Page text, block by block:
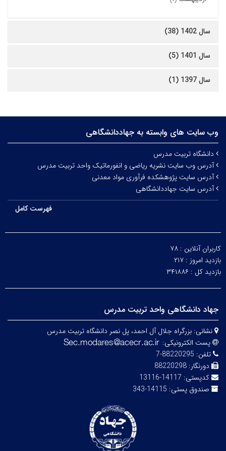
سال 1402 (38)
سال 1401 (5)
سال 1397 (1)
وب سایت های وابسته به جهاددانشگاهی
دانشگاه تربیت مدرس
آدرس وب سایت نشریه ریاضی و انفورماتیک واحد تربیت مدرس
آدرس سایت پژوهشکده فرآوری مواد معدنی
آدرس سایت جهاددانشگاهی
فهرست کامل
کاربران آنلاین : ۷۸
بازدید امروز : ۲۱۷
بازدید کل : ۳۴۱۸۸۶
جهاد دانشگاهی واحد تربیت مدرس
نشانی: بزرگراه جلال آل احمد، پل نصر دانشگاه تربیت مدرس
پست الکترونیکی:
تلفن: 88220295-7
دورنگار: 88220298
کدپستی: 14117-13116
صندوق پستی: 14115-343